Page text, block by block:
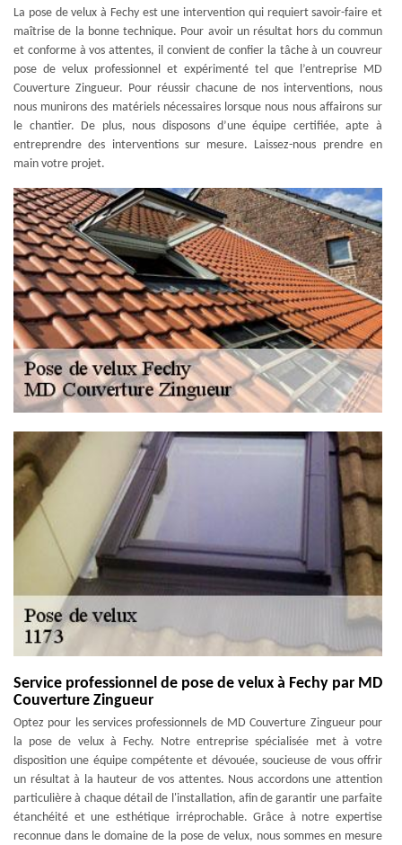
La pose de velux à Fechy est une intervention qui requiert savoir-faire et
maîtrise de la bonne technique. Pour avoir un résultat hors du commun
et conforme à vos attentes, il convient de confier la tâche à un couvreur
pose de velux professionnel et expérimenté tel que l’entreprise MD
Couverture Zingueur. Pour réussir chacune de nos interventions, nous
nous munirons des matériels nécessaires lorsque nous nous affairons sur
le chantier. De plus, nous disposons d’une équipe certifiée, apte à
entreprendre des interventions sur mesure. Laissez-nous prendre en
main votre projet.
Service professionnel de pose de velux à Fechy par MD
Couverture Zingueur
Optez pour les services professionnels de MD Couverture Zingueur pour
la pose de velux à Fechy. Notre entreprise spécialisée met à votre
disposition une équipe compétente et dévouée, soucieuse de vous offrir
un résultat à la hauteur de vos attentes. Nous accordons une attention
particulière à chaque détail de l'installation, afin de garantir une parfaite
étanchéité et une esthétique irréprochable. Grâce à notre expertise
reconnue dans le domaine de la pose de velux, nous sommes en mesure